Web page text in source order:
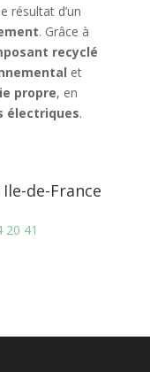
résultat d’un
. Grâce à
recyclé
et
propre, en
électriques.
de-France
20 41